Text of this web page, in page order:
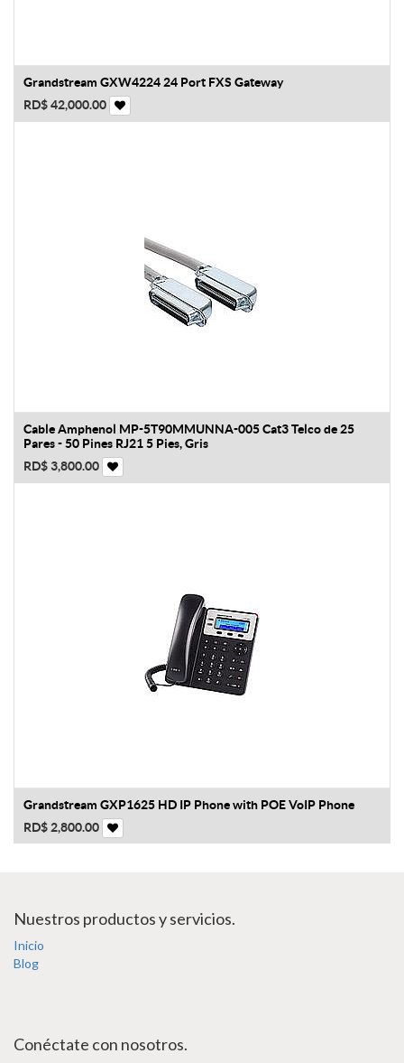
Grandstream GXW4224 24 Port FXS Gateway
RD$42,000.00
Cable Amphenol MP-5T90MMUNNA-005 Cat3 Telco de 25
Pares - 50 Pines RJ21 5 Pies, Gris
RD$3,800.00
Grandstream GXP1625 HD IP Phone with POE VoIP Phone
RD$2,800.00
Nuestros productos y servicios.
Inicio
Blog
Conéctate con nosotros.